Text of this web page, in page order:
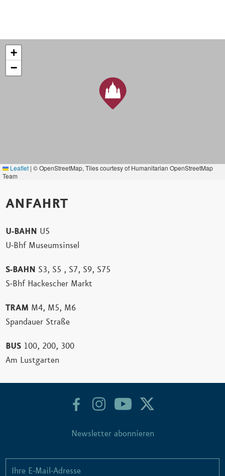
+
−
Leaflet | © OpenStreetMap, Tiles courtesy of Humanitarian OpenStreetMap
Team
ANFAHRT
U-BAHN U5
U-Bhf Museumsinsel
S-BAHN S3, S5 , S7, S9, S75
S-Bhf Hackescher Markt
TRAM M4, M5, M6
Spandauer Straße
BUS 100, 200, 300
Am Lustgarten
Newsletter abonnieren